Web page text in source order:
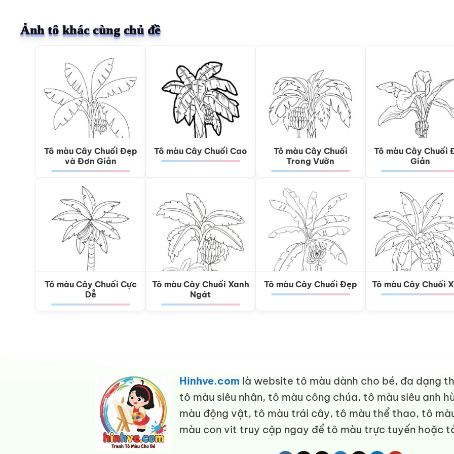
Ảnh tô khác cùng chủ đề
Tô màu Cây Chuối Đẹp
và Đơn Giản
Tô màu Cây Chuối Cao
Tô màu Cây Chuối
Trong Vườn
Tô màu Cây Chuối
Giản
Tô màu Cây Chuối Cực
Dễ
Tô màu Cây Chuối Xanh
Ngát
Tô màu Cây Chuối Đẹp Tô màu Cây Chuối
Hinhve.com là website tô màu dành cho bé, đa dạng
tô màu siêu nhân, tô màu công chúa, tô màu siêu anh
màu động vật, tô màu trái cây, tô màu thể thao, tô
màu con vit truy cập ngay để tô màu trực tuyến hoặc